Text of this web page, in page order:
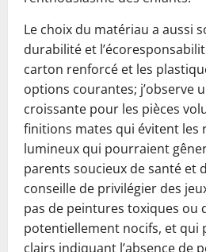
Le choix du matériau a aussi
durabilité et
carton renforcé et les
options courantes; j’observe
croissante pour les pièces
finitions mates qui évitent les
lumineux qui pourraient
parents soucieux de santé et
conseille de privilégier des
pas de peintures toxiques ou
potentiellement nocifs, et qui
clairs indiquant l’absence de